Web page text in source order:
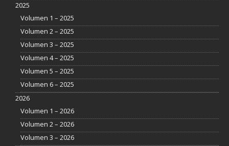
2025
Volumen 1 – 2025
Volumen 2 – 2025
Volumen 3 – 2025
Volumen 4 – 2025
Volumen 5 – 2025
Volumen 6 – 2025
2026
Volumen 1 – 2026
Volumen 2 – 2026
Volumen 3 – 2026